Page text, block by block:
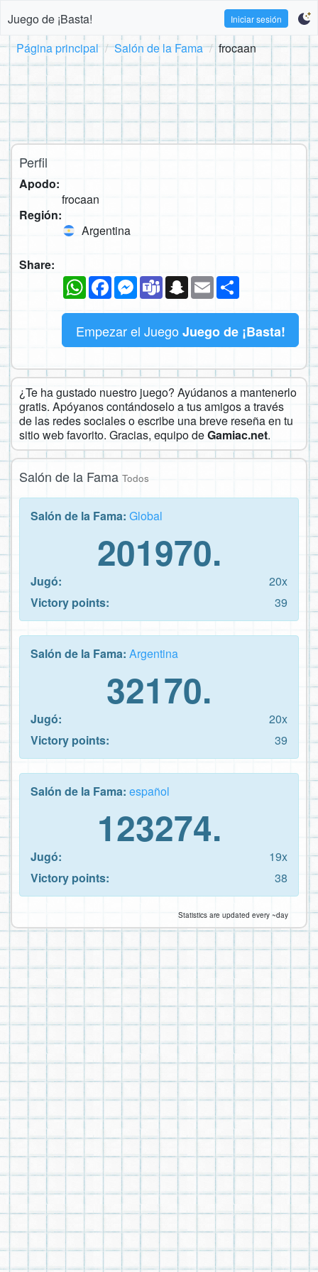
Juego de ¡Basta! Iniciar sesión
Página principal Salón de la Fama frocaan
Perfil
Apodo:
frocaan
Región:
Argentina
Share:
WhatsAppFacebookMessenger
TeamsSnapchat
Email
Empezar el Juego Juego de ¡Basta!
¿Te ha gustado nuestro juego? Ayúdanos a mantenerlo
gratis. Apóyanos contándoselo a tus amigos a través
de las redes sociales o escribe una breve reseña en tu
sitio web favorito. Gracias, equipo deGamiac.net.
Salón de la Fama Todos
Salón de la Fama: Global
201970.
Jugó:
20x
Victory points:
39
Salón de la Fama: Argentina
32170.
Jugó:
20x
Victory points:
39
Salón de la Fama: español
123274.
Jugó:
19x
Victory points:
38
Statistics are updated every ~day